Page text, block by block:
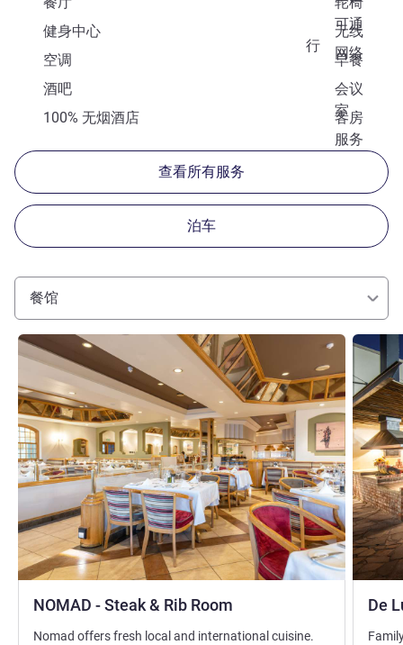
可通
行
健身中心
无线
网络
空调
早餐
酒吧
会议
室
100% 无烟酒店
客房
服务
查看所有服务
泊车
餐馆
NOMAD - Steak & Rib Room
请参阅详情
Nomad offers fresh local and international cuisine.
De
请参阅